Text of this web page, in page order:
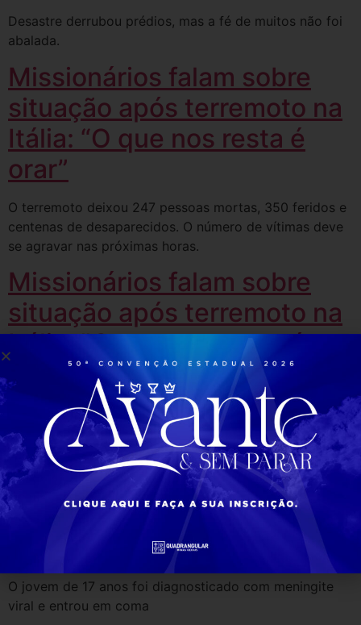
Desastre derrubou prédios, mas a fé de muitos não foi
abalada.
Missionários falam sobre
situação após terremoto na
Itália: “O que nos resta é
orar”
O terremoto deixou 247 pessoas mortas, 350 feridos e
centenas de desaparecidos. O número de vítimas deve
se agravar nas próximas horas.
Missionários falam sobre
situação após terremoto na
Itália: "O que nos resta é
orar"
O terremoto deixou 247 pessoas mortas, 350 feridos e
centenas de desaparecidos. O número de vítimas deve
se agravar nas próximas horas.
“Ainda cremos no milagre”:
Filho de Eyshila está em
estado grave na UTI
O jovem de 17 anos foi diagnosticado com meningite
viral e entrou em coma